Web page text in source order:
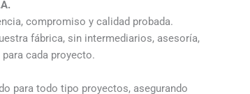
compromiso y calidad probada.
fábrica, sin intermediarios, asesoría,
cada proyecto.
para todo tipo proyectos, asegurando